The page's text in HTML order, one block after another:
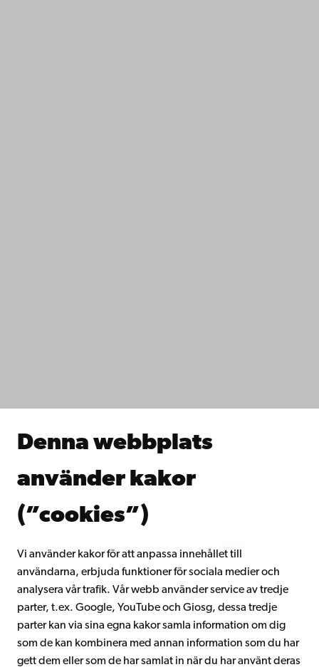
Denna webbplats
använder kakor
(”cookies”)
Vi använder kakor för att anpassa innehållet till
användarna, erbjuda funktioner för sociala medier och
analysera vår trafik. Vår webb använder service av tredje
parter, t.ex. Google, YouTube och Giosg, dessa tredje
parter kan via sina egna kakor samla information om dig
som de kan kombinera med annan information som du har
gett dem eller som de har samlat in när du har använt deras
Samarbeta med oss
Kontinuerligt lärande
Gå med i Åbo Akademis alumnnätverk
Intranätet
Facebook InstagramYouTube LinkedIn Blog Snapchat